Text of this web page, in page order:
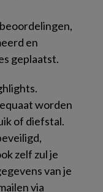
en
geplaatst.
worden
of diefstal.
zelf zul je
van je
via